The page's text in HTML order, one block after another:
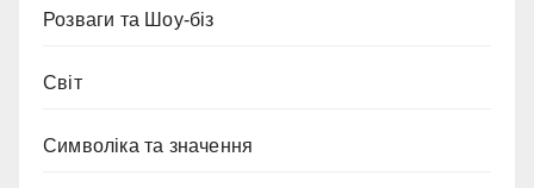
Розваги та Шоу-біз
Світ
Символіка та значення